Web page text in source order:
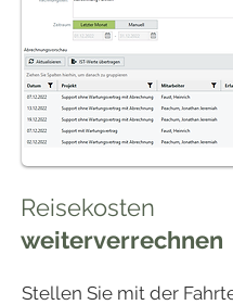
Reisekosten
weiterverrechnen
Stellen Sie mit der